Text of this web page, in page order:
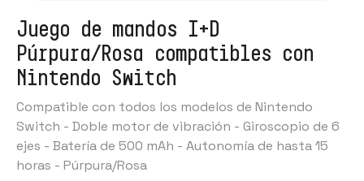
Juego de mandos I+D
Púrpura/Rosa compatibles con
Nintendo Switch
Compatible con todos los modelos de Nintendo
Switch - Doble motor de vibración - Giroscopio de 6
ejes - Batería de 500 mAh - Autonomía de hasta 15
horas - Púrpura/Rosa